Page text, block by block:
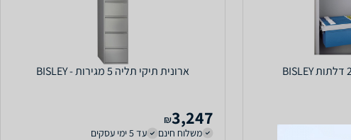
ארונית תיקי תליה 5 מגירות - BISLEY
3,247
₪
משלוח חינם
עד 5 ימי עסקים